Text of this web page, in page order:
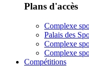
Plans d'accès
Complexe
Palais des
Complexe
Complexe
Compétitions